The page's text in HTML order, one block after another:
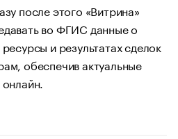
после этого «Витрина»
во ФГИС данные о
и результатах сделок
обеспечив актуальные